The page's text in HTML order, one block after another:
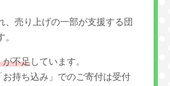
、売り上げの一部が支援する団
が不足しています。
持ち込み」でのご寄付は受付